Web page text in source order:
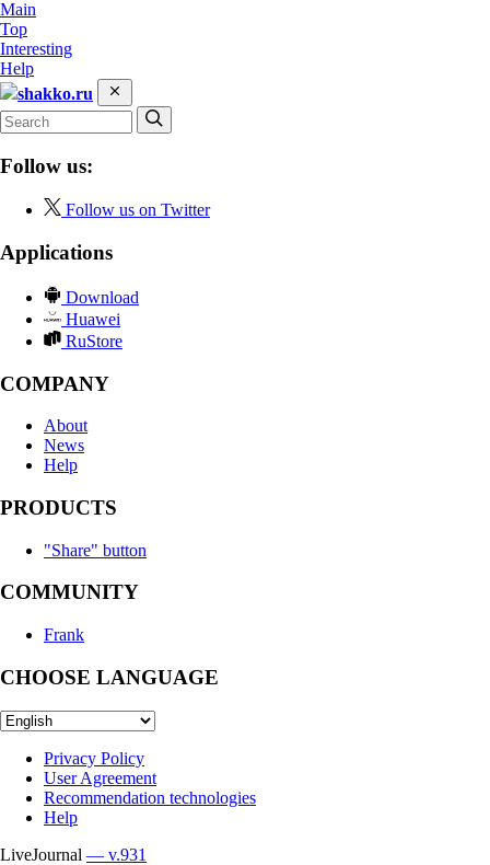
Main
Top
Interesting
Help
shakko.ru
Follow us:
Follow us on Twitter
Applications
Download
Huawei
RuStore
COMPANY
About
News
Help
PRODUCTS
"Share" button
COMMUNITY
Frank
CHOOSE LANGUAGE
Privacy Policy
User Agreement
Recommendation technologies
Help
LiveJournal — v.931